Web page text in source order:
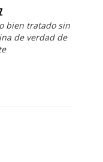
bien tratado sin
de verdad de